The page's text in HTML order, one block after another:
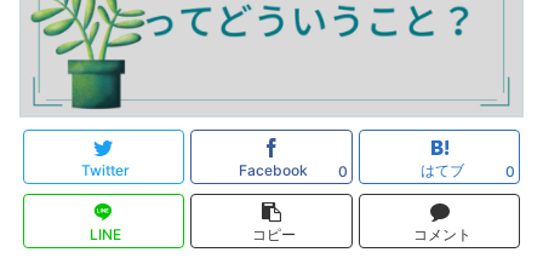
Twitter Facebook 0 はてブ 0
LINE コピー コメント